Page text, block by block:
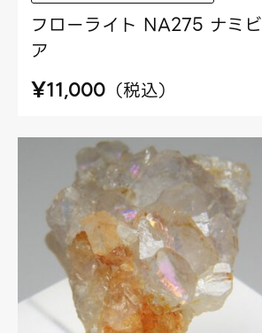
フローライト NA275 ナミビ
ア
¥11,000 （税込）